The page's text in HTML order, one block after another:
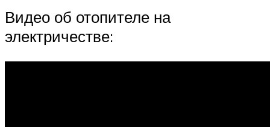
Видео об отопителе на
электричестве: